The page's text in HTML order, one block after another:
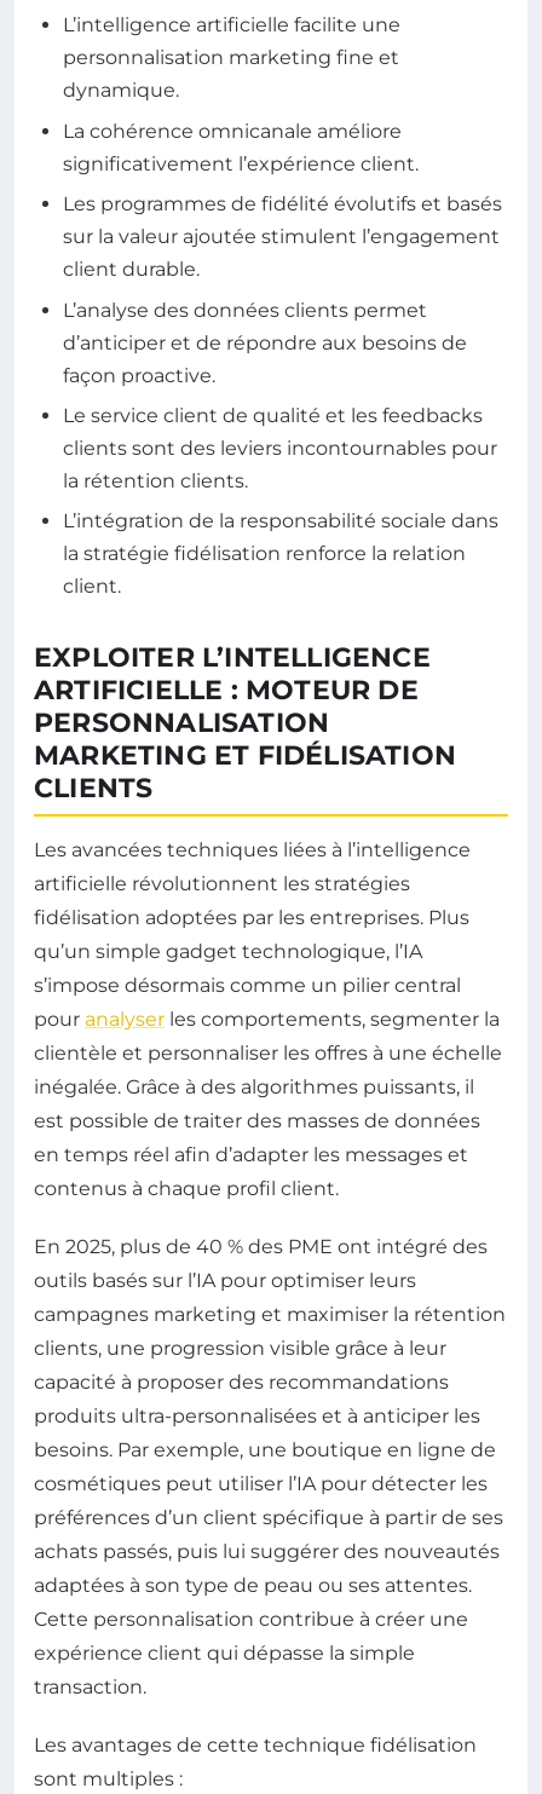
L’intelligence artificielle facilite une
personnalisation marketing fine et
dynamique.
La cohérence omnicanale améliore
significativement l’expérience client.
Les programmes de fidélité évolutifs et basés
sur la valeur ajoutée stimulent l’engagement
client durable.
L’analyse des données clients permet
d’anticiper et de répondre aux besoins de
façon proactive.
Le service client de qualité et les feedbacks
clients sont des leviers incontournables pour
la rétention clients.
L’intégration de la responsabilité sociale dans
la stratégie fidélisation renforce la relation
client.
EXPLOITER L’INTELLIGENCE
ARTIFICIELLE : MOTEUR DE
PERSONNALISATION
MARKETING ET FIDÉLISATION
CLIENTS
Les avancées techniques liées à l’intelligence
artificielle révolutionnent les stratégies
fidélisation adoptées par les entreprises. Plus
qu’un simple gadget technologique, l’IA
s’impose désormais comme un pilier central
pour analyser les comportements, segmenter la
clientèle et personnaliser les offres à une échelle
inégalée. Grâce à des algorithmes puissants, il
est possible de traiter des masses de données
en temps réel afin d’adapter les messages et
contenus à chaque profil client.
En 2025, plus de 40 % des PME ont intégré des
outils basés sur l’IA pour optimiser leurs
campagnes marketing et maximiser la rétention
clients, une progression visible grâce à leur
capacité à proposer des recommandations
produits ultra-personnalisées et à anticiper les
besoins. Par exemple, une boutique en ligne de
cosmétiques peut utiliser l’IA pour détecter les
préférences d’un client spécifique à partir de ses
achats passés, puis lui suggérer des nouveautés
adaptées à son type de peau ou ses attentes.
Cette personnalisation contribue à créer une
expérience client qui dépasse la simple
transaction.
Les avantages de cette technique fidélisation
sont multiples :